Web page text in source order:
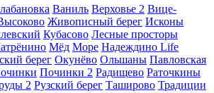
Ваниль Верховье 2 Вице-
Живописный берег Исконы
Кубасово Лесные просторы
Мёд Море Надеждино Life
берег Окунёво Ольшаны Павловская
Починки 2 Радищево Раточкины
2 Рузский берег Таширово Традиции